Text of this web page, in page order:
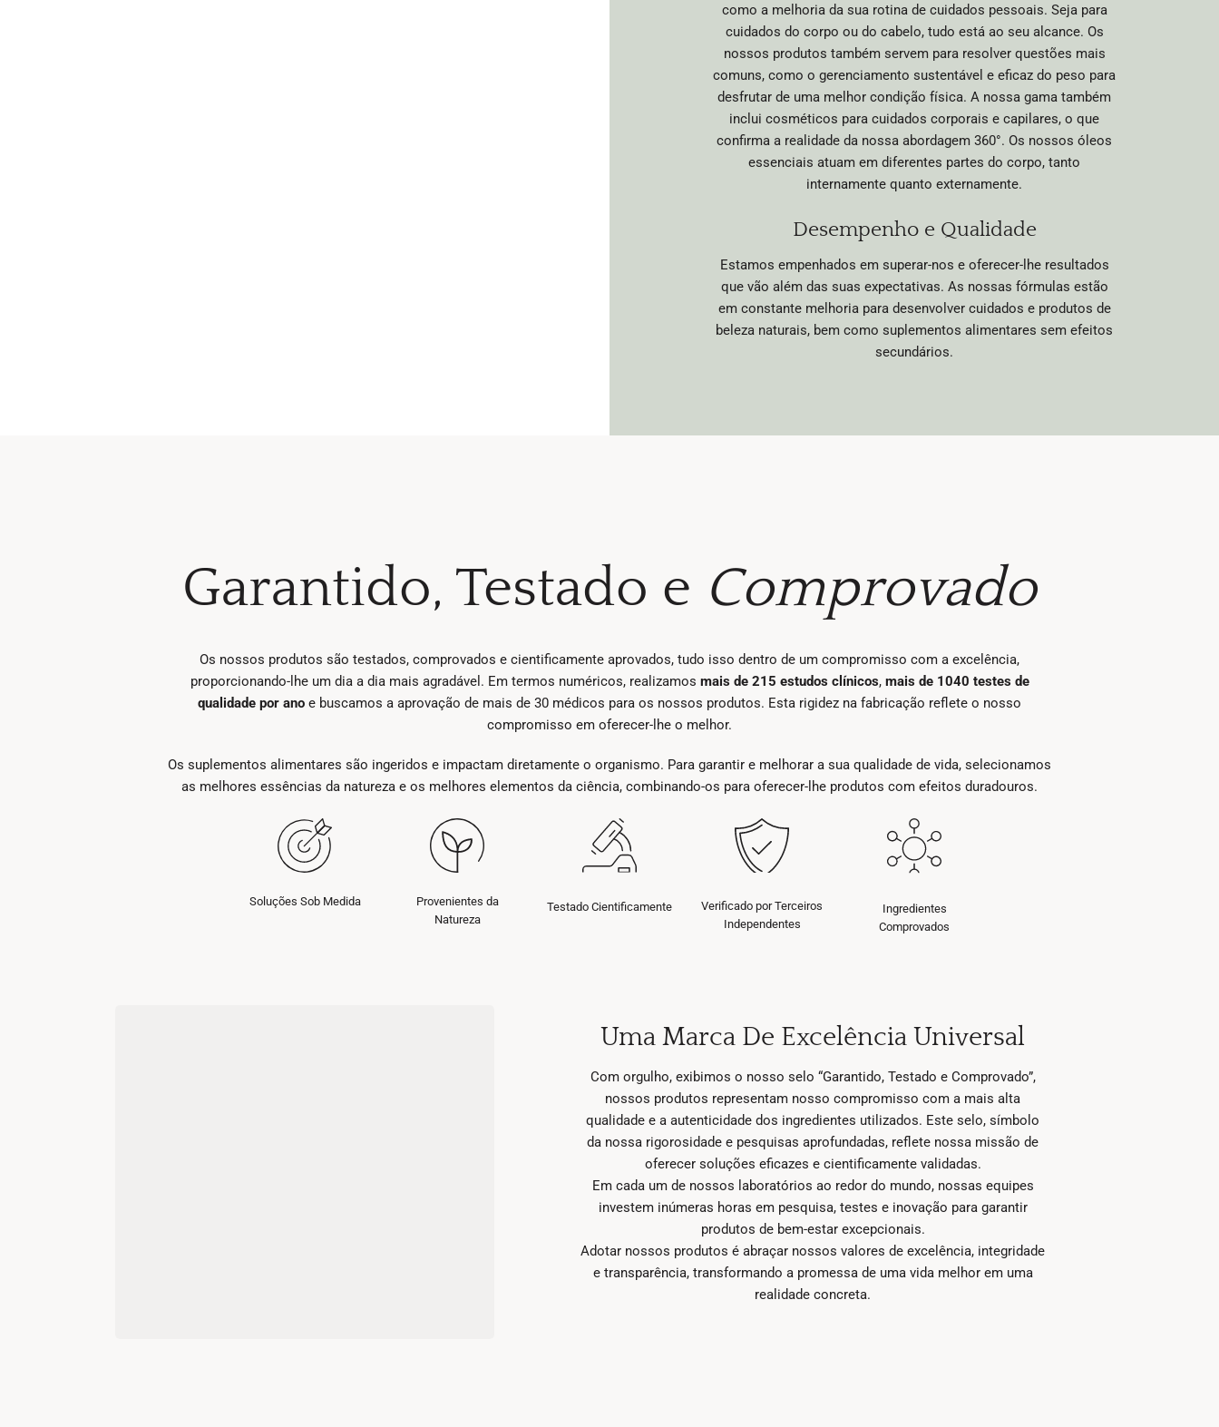
como a melhoria da sua rotina de cuidados pessoais. Seja para
cuidados do corpo ou do cabelo, tudo está ao seu alcance. Os
nossos produtos também servem para resolver questões mais
comuns, como o gerenciamento sustentável e eficaz do peso para
desfrutar de uma melhor condição física. A nossa gama também
inclui cosméticos para cuidados corporais e capilares, o que
confirma a realidade da nossa abordagem 360°. Os nossos óleos
essenciais atuam em diferentes partes do corpo, tanto
internamente quanto externamente.
Desempenho e Qualidade
Estamos empenhados em superar-nos e oferecer-lhe resultados
que vão além das suas expectativas. As nossas fórmulas estão
em constante melhoria para desenvolver cuidados e produtos de
beleza naturais, bem como suplementos alimentares sem efeitos
secundários.
Garantido, Testado e Comprovado
Os nossos produtos são testados, comprovados e cientificamente aprovados, tudo isso dentro de um compromisso com a excelência,
proporcionando-lhe um dia a dia mais agradável. Em termos numéricos, realizamos mais de 215 estudos clínicos, mais de 1040 testes de
qualidade por ano e buscamos a aprovação de mais de 30 médicos para os nossos produtos. Esta rigidez na fabricação reflete o nosso
compromisso em oferecer-lhe o melhor.
Os suplementos alimentares são ingeridos e impactam diretamente o organismo. Para garantir e melhorar a sua qualidade de vida, selecionamos
as melhores essências da natureza e os melhores elementos da ciência, combinando-os para oferecer-lhe produtos com efeitos duradouros.
Soluções Sob Medida
Provenientes da
Natureza
Testado Cientificamente
Verificado por Terceiros
Independentes
Ingredientes
Comprovados
Uma Marca De Excelência Universal
Com orgulho, exibimos o nosso selo “Garantido, Testado e Comprovado”,
nossos produtos representam nosso compromisso com a mais alta
qualidade e a autenticidade dos ingredientes utilizados. Este selo, símbolo
da nossa rigorosidade e pesquisas aprofundadas, reflete nossa missão de
oferecer soluções eficazes e cientificamente validadas.
Em cada um de nossos laboratórios ao redor do mundo, nossas equipes
investem inúmeras horas em pesquisa, testes e inovação para garantir
produtos de bem-estar excepcionais.
Adotar nossos produtos é abraçar nossos valores de excelência, integridade
e transparência, transformando a promessa de uma vida melhor em uma
realidade concreta.